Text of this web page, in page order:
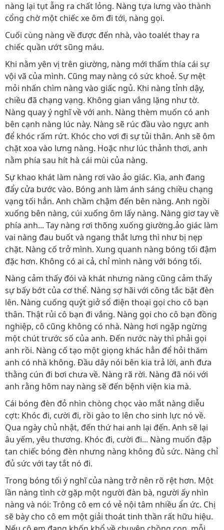
nàng lại tụt ẫng ra chất lỏng. Nàng tựa lưng vào thành
cổng chờ một chiếc xe ôm đi tới, nàng gọi.
Cuối cùng nàng về được đến nhà, vào toalét thay ra
chiếc quần ướt sũng máu.
Khi nằm yên vị trên giường, nàng mới thấm thía cái sự
vội vã của mình. Cũng may nàng có sức khoẻ. Sự mệt
mỏi nhấn chìm nàng vào giấc ngủ. Khi nàng tỉnh dậy,
chiều đã chạng vạng. Không gian vắng lặng như tờ.
Nàng quay ý nghĩ về với anh. Nàng thèm muốn có anh
bên cạnh nàng lúc này. Nàng sẽ rúc đầu vào ngực anh
để khóc rấm rứt. Khóc cho vơi đi sự tủi thân. Anh sẽ ôm
chặt xoa vào lưng nàng. Hoặc như lúc thảnh thơi, anh
nằm phía sau hít hà cái mùi của nàng.
Sự khao khát làm nàng rơi vào ảo giác. Kìa, anh đang
đẩy cửa bước vào. Bóng anh làm ánh sáng chiều chạng
vạng tối hẳn. Anh chầm chậm đến bên nàng. Anh ngồi
xuống bên nàng, cúi xuống ôm lấy nàng. Nàng giơ tay về
phía anh... Tay nàng rơi thõng xuống giường.ảo giác làm
vai nàng đau buốt và ngang thắt lưng thì như bị nẹp
chặt. Nàng cố trở mình. Xung quanh nàng bóng tối đậm
đặc hơn. Không có ai cả, chỉ mình nàng với bóng tối.
Nàng cảm thấy đói và khát nhưng nàng cũng cảm thấy
sự bấy bớt của cơ thể. Nàng sợ hãi với công tắc bật đèn
lên. Nàng cuống quýt giở sổ điện thoại gọi cho cô bạn
thân. Thật rủi cô bạn đi vắng. Nàng gọi cho cô bạn đồng
nghiệp, cô cũng không có nhà. Nàng hơi ngập ngừng
một chút trước số của anh. Đến nước này thì phải gọi
anh rồi. Nàng cố tạo một giọng khác hẳn để hỏi thăm
anh có nhà không. Đầu dây nói bên kia trả lời, anh đưa
thằng cún đi bơi chưa về. Nàng rã rời. Nàng đã nói với
anh rằng hôm nay nàng sẽ đến bệnh viện kia mà.
Cái bóng đèn đỏ nhìn chòng chọc vào mắt nàng diễu
cợt: Khóc đi, cười đi, rồi gào to lên cho sinh lực nó về.
Qua ngày chủ nhật, đến thứ hai anh lại đến. Anh sẽ lại
âu yếm, yêu thương. Khóc đi, cười đi... Nàng muốn đập
tan chiếc bóng đèn nhưng nàng không đủ sức. Nàng chỉ
đủ sức với tay tắt nó đi.
Trong bóng tối ý nghĩ của nàng trở nên rõ rệt hơn. Một
lần nàng tình cờ gặp một người đàn bà, người ấy nhìn
nàng và nói: Trông cô em có vẻ nội tâm nhiều ẩn ức. Chị
sẽ bày cho cô em một giải thoát tinh thần rất hữu hiệu.